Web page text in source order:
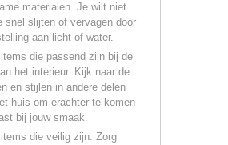
materialen. Je wilt niet
snel slijten of vervagen door
aan licht of water.
items die passend zijn bij de
het interieur. Kijk naar de
en stijlen in andere delen
huis om erachter te komen
bij jouw smaak.
items die veilig zijn. Zorg